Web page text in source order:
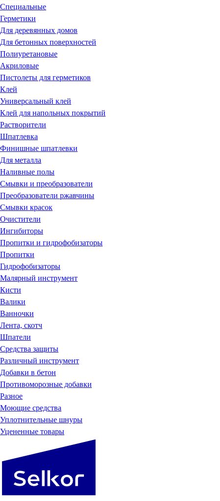
Специальные
Герметики
Для деревянных домов
Для бетонных поверхностей
Полиуретановые
Акриловые
Пистолеты для герметиков
Клей
Универсальный клей
Клей для напольных покрытий
Растворители
Шпатлевка
Финишные шпатлевки
Для металла
Наливные полы
Смывки и преобразователи
Преобразователи ржавчины
Смывки красок
Очистители
Ингибиторы
Пропитки и гидрофобизаторы
Пропитки
Гидрофобизаторы
Малярный инструмент
Кисти
Валики
Ванночки
Лента, скотч
Шпатели
Средства защиты
Различный инструмент
Добавки в бетон
Противоморозные добавки
Разное
Моющие средства
Уплотнительные шнуры
Уцененные товары